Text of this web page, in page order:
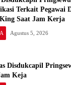
Terkait Pegawai
Saat Jam Kerja
Agustus 5, 2026
Disdukcapil
Keja